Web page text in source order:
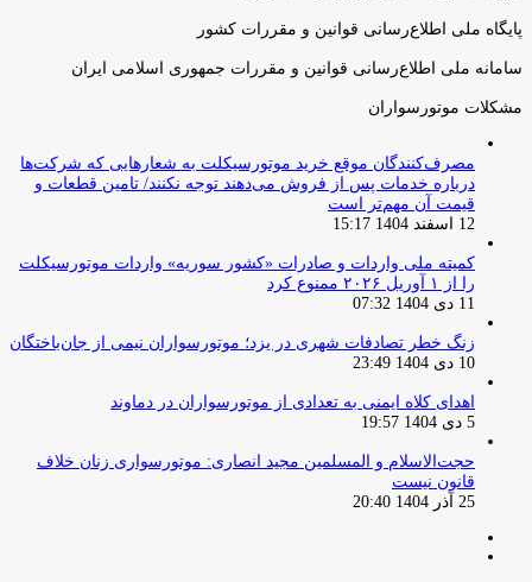
پایگاه ملی اطلاع‌رسانی قوانین و مقررات کشور
سامانه ملی اطلاع‌رسانی قوانین و مقررات جمهوری اسلامی ایران
مشکلات موتورسواران
مصرف‌کنندگان موقع خرید موتورسیکلت به شعارهایی که شرکت‌ها
درباره خدمات پس از فروش می‌دهند توجه نکنند/ تامین قطعات و
قیمت آن مهم‌تر است
12 اسفند 1404 15:17
کمیته ملی واردات و صادرات «کشور سوریه» واردات موتورسیکلت
را از ۱ آوریل ۲۰۲۶ ممنوع کرد
11 دی 1404 07:32
زنگ خطر تصادفات شهری در یزد؛ موتورسواران نیمی از جان‌باختگان
10 دی 1404 23:49
اهدای کلاه ایمنی به تعدادی از موتورسواران در دماوند
5 دی 1404 19:57
حجت‌الاسلام و المسلمین مجید انصاری: موتورسواری زنان خلاف
قانون نیست
25 آذر 1404 20:40